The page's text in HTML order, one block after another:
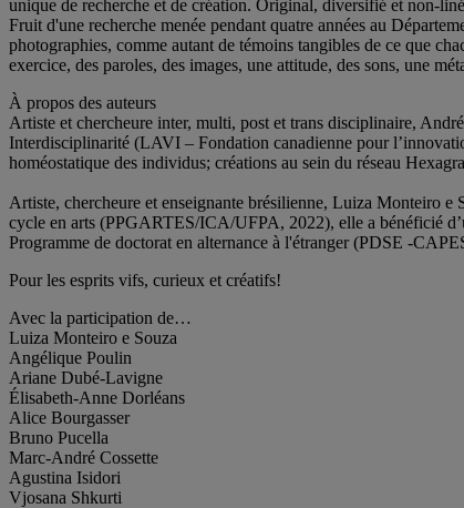
unique de recherche et de création. Original, diversifié et non-
Fruit d'une recherche menée pendant quatre années au
photographies, comme autant de témoins tangibles de ce que
exercice, des paroles, des images, une attitude, des sons, une
À propos des auteurs
Artiste et chercheure inter, multi, post et trans disciplinaire,
Interdisciplinarité (LAVI – Fondation canadienne pour
homéostatique des individus; créations au sein du réseau
Artiste, chercheure et enseignante brésilienne, Luiza Monteiro
cycle en arts (PPGARTES/ICA/UFPA, 2022), elle a bénéficié
Programme de doctorat en alternance à l'étranger (PDSE -
Pour les esprits vifs, curieux et créatifs!
Avec la participation de…
Luiza Monteiro e Souza
Angélique Poulin
Ariane Dubé-Lavigne
Élisabeth-Anne Dorléans
Alice Bourgasser
Bruno Pucella
Marc-André Cossette
Agustina Isidori
Vjosana Shkurti